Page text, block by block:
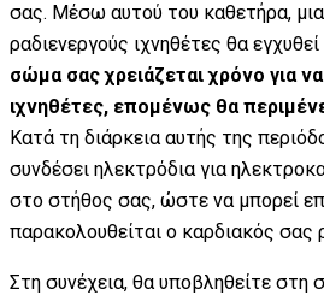
σας. Μέσω αυτού του καθετήρα, μια
ραδιενεργούς ιχνηθέτες θα
σώμα σας χρειάζεται χρόνο για
ιχνηθέτες, επομένως θα
Κατά τη διάρκεια αυτής της
συνδέσει ηλεκτρόδια για
στο στήθος σας, ώστε να μπορεί
παρακολουθείται ο καρδιακός σας
Στη συνέχεια, θα υποβληθείτε στη